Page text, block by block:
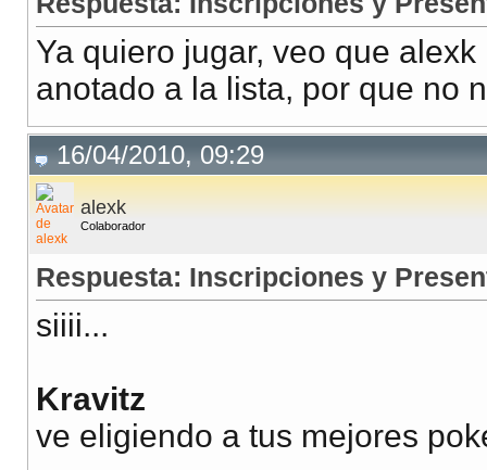
Ya quiero jugar, veo que
anotado a la lista, por que no
16/04/2010, 09:29
alexk
Colaborador
Respuesta: Inscripciones y
siiii...
Kravitz
ve eligiendo a tus mejores